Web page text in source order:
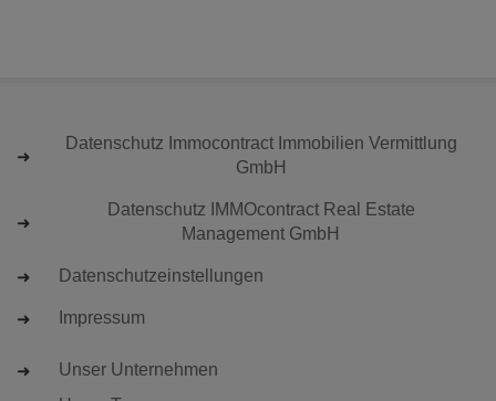
Datenschutz Immocontract Immobilien Vermittlung
GmbH
Datenschutz IMMOcontract Real Estate
Management GmbH
Datenschutzeinstellungen
Impressum
Unser Unternehmen